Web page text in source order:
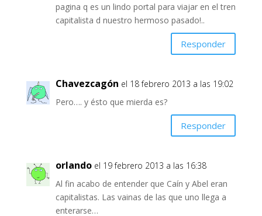
pagina q es un lindo portal para viajar en el tren
capitalista d nuestro hermoso pasado!..
Responder
Chavezcagón el 18 febrero 2013 a las 19:02
Pero…. y ésto que mierda es?
Responder
orlando el 19 febrero 2013 a las 16:38
Al fin acabo de entender que Caín y Abel eran
capitalistas. Las vainas de las que uno llega a
enterarse…